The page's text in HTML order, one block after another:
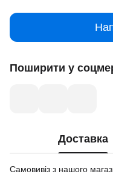
Поширити у
Доставка
Самовивіз з нашого